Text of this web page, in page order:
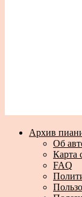
Архив
Об
Карта
FAQ